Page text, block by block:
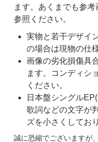
ます。あくまでも参
参照ください。
実物と若干デザイ
の場合は現物の仕
画像の劣化損傷具
ます。コンディシ
ください。
日本盤シングル
歌詞などの文字が
ズを小さくしてお
誠に恐縮でございますが